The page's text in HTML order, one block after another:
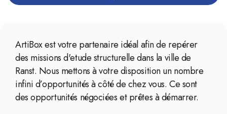
ArtiBox est votre partenaire idéal afin de repérer
des missions d'etude structurelle dans la ville de
Ranst. Nous mettons à votre disposition un nombre
infini d’opportunités à côté de chez vous. Ce sont
des opportunités négociées et prêtes à démarrer.